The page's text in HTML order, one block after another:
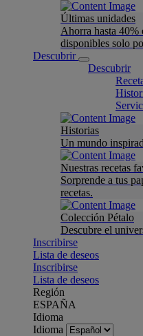
Últimas unidades
Ahorra hasta 40%
disponibles solo
Descubrir
Descubrir
Historias
Un mundo
Nuestras recetas
Sorprende a tus
recetas.
Colección Pétalo
Descubre el
Inscribirse
Lista de deseos
Inscribirse
Lista de deseos
Región
ESPAÑA
Idioma
Idioma